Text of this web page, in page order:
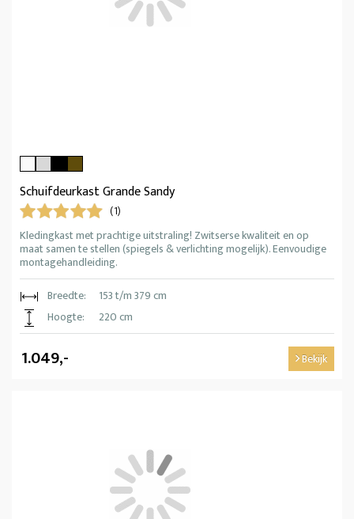
Schuifdeurkast Grande Sandy
(1)
Kledingkast met prachtige uitstraling! Zwitserse kwaliteit en op
maat samen te stellen (spiegels & verlichting mogelijk). Eenvoudige
montagehandleiding.
Breedte:
153 t/m 379 cm
Hoogte:
220 cm
1.049,- Bekijk